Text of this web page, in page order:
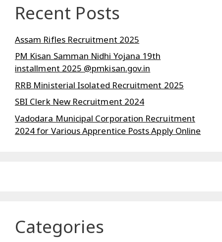
Recent Posts
Assam Rifles Recruitment 2025
PM Kisan Samman Nidhi Yojana 19th
installment 2025 @pmkisan.gov.in
RRB Ministerial Isolated Recruitment 2025
SBI Clerk New Recruitment 2024
Vadodara Municipal Corporation Recruitment
2024 for Various Apprentice Posts Apply Online
Categories